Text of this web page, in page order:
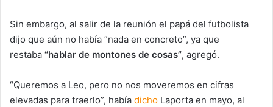
Sin embargo, al salir de la reunión el papá del futbolista
dijo que aún no había “nada en concreto”, ya que
restaba “hablar de montones de cosas”, agregó.
“Queremos a Leo, pero no nos moveremos en cifras
elevadas para traerlo”, había dicho Laporta en mayo, al